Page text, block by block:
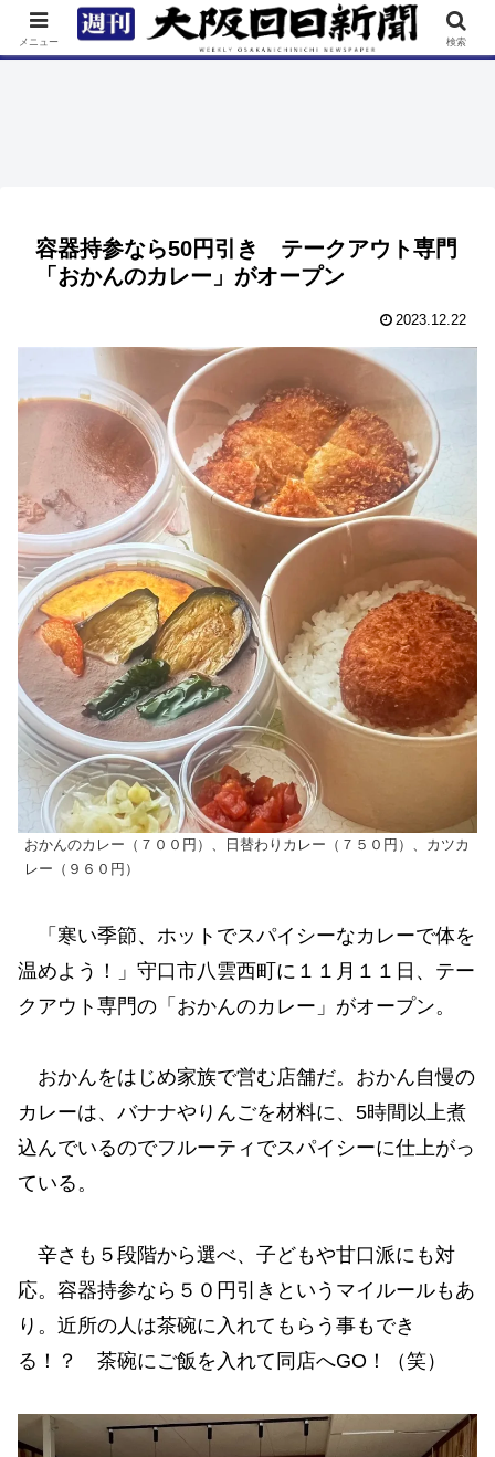
TOP 特集 ニュース 連載 街ネタ イベント
容器持参なら50円引き テークアウト専門
「おかんのカレー」がオープン
2023.12.22
おかんのカレー（７００円）、日替わりカレー（７５０円）、カツカ
レー（９６０円）
「寒い季節、ホットでスパイシーなカレーで体を
温めよう！」守口市八雲西町に１１月１１日、テー
クアウト専門の「おかんのカレー」がオープン。
おかんをはじめ家族で営む店舗だ。おかん自慢の
カレーは、バナナやりんごを材料に、5時間以上煮
込んでいるのでフルーティでスパイシーに仕上がっ
ている。
辛さも５段階から選べ、子どもや甘口派にも対
応。容器持参なら５０円引きというマイルールもあ
り。近所の人は茶碗に入れてもらう事もでき
る！？ 茶碗にご飯を入れて同店へGO！（笑）
メニュー 検索